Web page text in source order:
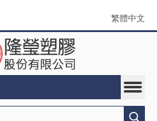
繁體中文